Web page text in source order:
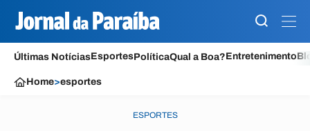
Últimas NotíciasEsportesPolíticaQual a Boa?Entretenimento
Home>esportes
ESPORTES